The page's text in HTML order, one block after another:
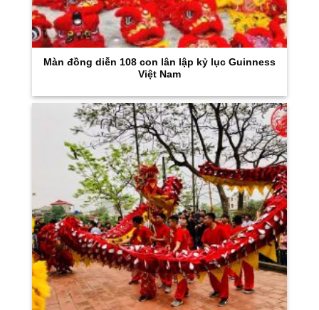
Màn đồng diễn 108 con lân lập kỷ lục Guinness
Việt Nam